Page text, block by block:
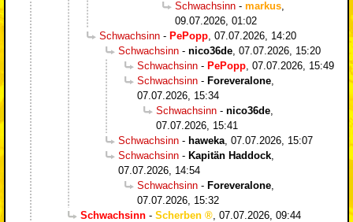
Schwachsinn - markus
09.07.2026, 01:02
Schwachsinn - PePopp 07.07.2026, 14:20
Schwachsinn - nico36de 07.07.2026, 15:20
Schwachsinn - PePopp 07.07.2026, 15:49
Schwachsinn - Foreveralone
07.07.2026, 15:34
Schwachsinn - nico36de
07.07.2026, 15:41
Schwachsinn - haweka 07.07.2026, 15:07
Schwachsinn - Kapitän Haddock
07.07.2026, 14:54
Schwachsinn - Foreveralone
07.07.2026, 15:32
Schwachsinn - Scherben
07.07.2026, 09:44